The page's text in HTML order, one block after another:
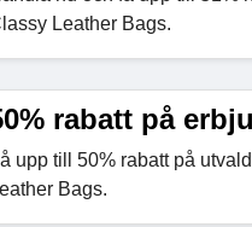
Leather Bags.
rabatt på
upp till 50% rabatt på
Bags.